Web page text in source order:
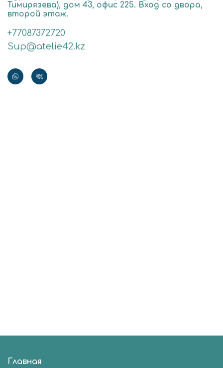
Тимирязева), дом 43, офис 225. Вход со двора,
второй этаж.
+77087372720
Sup@atelie42.kz
Главная